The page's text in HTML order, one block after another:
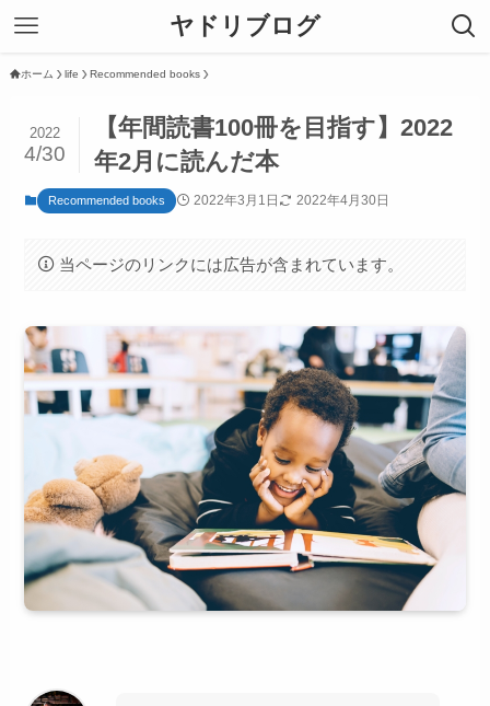
ヤドリブログ
ホーム life Recommended books
【年間読書100冊を目指す】2022
年2月に読んだ本
2022
4/30
Recommended books 2022年3月1日 2022年4月30日
当ページのリンクには広告が含まれています。